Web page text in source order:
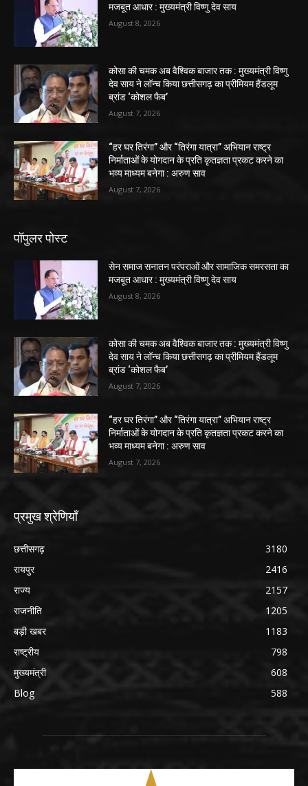
मजबूत आधार : मुख्यमंत्री विष्णु देव साय
August 8, 2026
कोसा की चमक अब वैश्विक बाजार तक : मुख्यमंत्री विष्णु
देव साय ने लॉन्च किया छत्तीसगढ़ का प्रीमियम हैंडलूम
ब्रांड ‘कोशल फैब’
August 7, 2026
“हर घर तिरंगा” और “तिरंगा यात्रा” अभियान राष्ट्र
निर्माताओं के योगदान के प्रति कृतज्ञता प्रकट करने का
भव्य माध्यम बनेगा : अरुण साव
August 7, 2026
पॉपुलर पोस्ट
सेन समाज सनातन परंपराओं और सामाजिक समरसता का
मजबूत आधार : मुख्यमंत्री विष्णु देव साय
August 8, 2026
कोसा की चमक अब वैश्विक बाजार तक : मुख्यमंत्री विष्णु
देव साय ने लॉन्च किया छत्तीसगढ़ का प्रीमियम हैंडलूम
ब्रांड ‘कोशल फैब’
August 7, 2026
“हर घर तिरंगा” और “तिरंगा यात्रा” अभियान राष्ट्र
निर्माताओं के योगदान के प्रति कृतज्ञता प्रकट करने का
भव्य माध्यम बनेगा : अरुण साव
August 7, 2026
प्रमुख श्रेणियाँ
छत्तीसगढ़
3180
रायपुर
2416
राज्य
2157
राजनीति
1205
बड़ी खबर
1183
राष्ट्रीय
798
मुख्यमंत्री
608
Blog
588